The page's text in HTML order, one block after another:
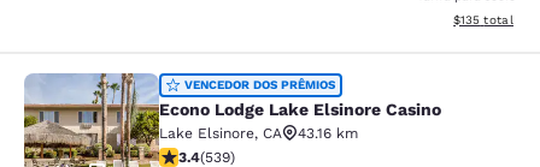
Exibir
$135 total
Econo Lodge Lake Elsinore Casino
VENCEDOR DOS PRÊMIOS
Econo Lodge Lake Elsinore Casino
Lake Elsinore, CA
43.16 km
classificação 3.35 estrelas. Bom. 539 avaliações
3.4(539)